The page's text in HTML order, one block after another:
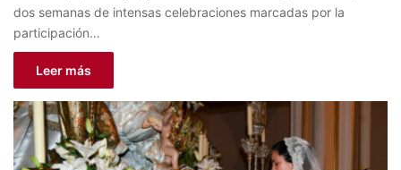
dos semanas de intensas celebraciones marcadas por la
participación…
Leer más